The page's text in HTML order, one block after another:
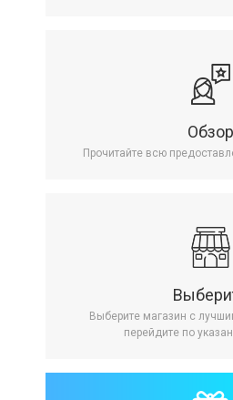
Обзор
Прочитайте всю
Выберите магазин с
перейдите по